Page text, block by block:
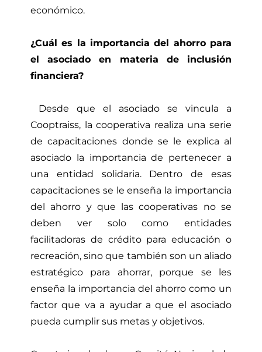
económico.
¿Cuál es la importancia del ahorro para
el asociado en materia de inclusión
financiera?
Desde que el asociado se vincula a
Cooptraiss, la cooperativa realiza una serie
de capacitaciones donde se le explica al
asociado la importancia de pertenecer a
una entidad solidaria. Dentro de esas
capacitaciones se le enseña la importancia
del ahorro y que las cooperativas no se
deben ver solo como entidades
facilitadoras de crédito para educación o
recreación, sino que también son un aliado
estratégico para ahorrar, porque se les
enseña la importancia del ahorro como un
factor que va a ayudar a que el asociado
pueda cumplir sus metas y objetivos.